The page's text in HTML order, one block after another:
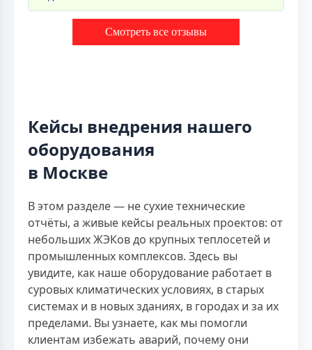
Смотреть все отзывы
Кейсы внедрения нашего
оборудования
в Москве
В этом разделе — не сухие технические
отчёты, а живые кейсы реальных проектов: от
небольших ЖЭКов до крупных теплосетей и
промышленных комплексов. Здесь вы
увидите, как наше оборудование работает в
суровых климатических условиях, в старых
системах и в новых зданиях, в городах и за их
пределами. Вы узнаете, как мы помогли
клиентам избежать аварий, почему они